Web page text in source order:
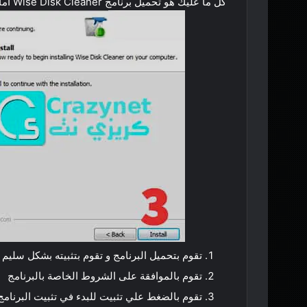
تقوم بتحميل البرنامج و تقوم بتثبيته بشكل سليم
تقوم بالموافقة على الشروط الخاصة بالبرنامج
تقوم بالضغط علي تثبيت للبدء في تثبيت